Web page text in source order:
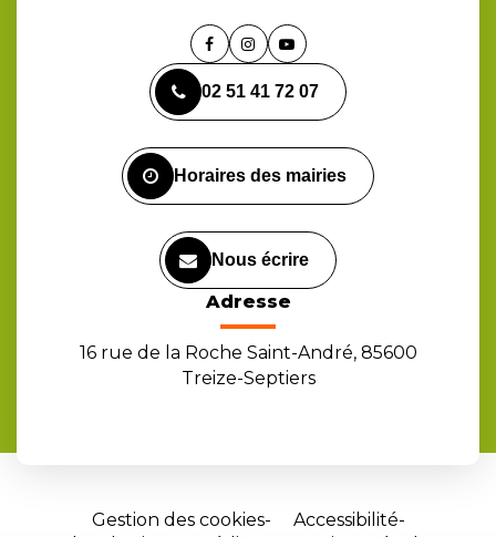
Lien
le
compte
Lien
le
compte
Lien
la
chaîne
02 51 41 72 07
Horaires des mairies
Nous écrire
Adresse
16 rue de la Roche Saint-André, 85600
Treize-Septiers
Gestion des cookies
Accessibilité